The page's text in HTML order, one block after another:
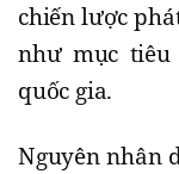
chiến lược
như mục
quốc gia.
Nguyên nhân